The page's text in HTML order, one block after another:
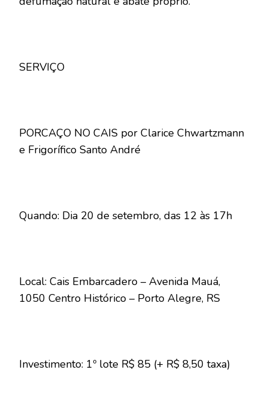
SERVIÇO
PORCAÇO NO CAIS por Clarice Chwartzmann
e Frigorífico Santo André
Quando: Dia 20 de setembro, das 12 às 17h
Local: Cais Embarcadero – Avenida Mauá,
1050 Centro Histórico – Porto Alegre, RS
Investimento: 1º lote R$ 85 (+ R$ 8,50 taxa)